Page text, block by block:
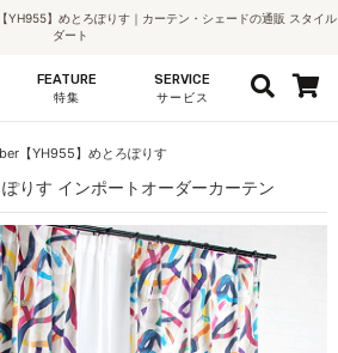
YH955】めとろぽりす｜カーテン・シェードの通販 スタイル
ダート
FEATURE
特集
SERVICE
サービス
【YH955】めとろぽりす
りす インポートオーダーカーテン